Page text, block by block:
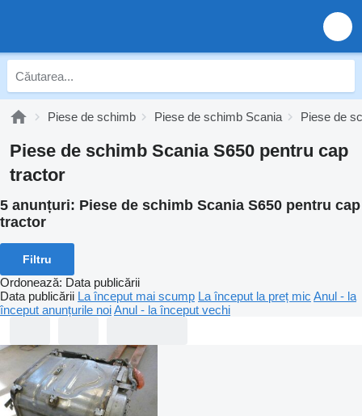
Piese de schimb Piese de schimb Scania Piese de
Piese de schimb Scania S650 pentru cap
tractor
5 anunțuri: Piese de schimb Scania S650 pentru cap
tractor
Filtru
Ordonează: Data publicării
Data publicării La început mai scump La început la preț mic Anul - la
început anunțurile noiAnul - la început vechi